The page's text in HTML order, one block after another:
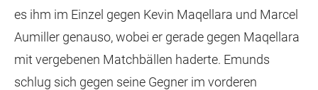
es ihm im Einzel gegen Kevin Maqellara und Marcel
Aumiller genauso, wobei er gerade gegen Maqellara
mit vergebenen Matchbällen haderte. Emunds
schlug sich gegen seine Gegner im vorderen